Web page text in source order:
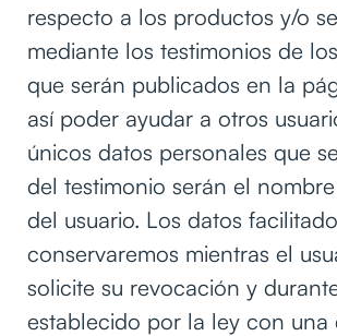
respecto a los productos y/o
mediante los testimonios de
que serán publicados en la
así poder ayudar a otros
únicos datos personales que
del testimonio serán el
del usuario. Los datos
conservaremos mientras el
solicite su revocación y
establecido por la ley con una